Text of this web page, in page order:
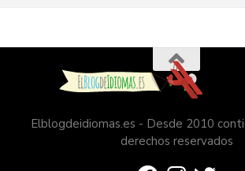
Elblogdeidiomas.es - Desde 2010
derechos reservados